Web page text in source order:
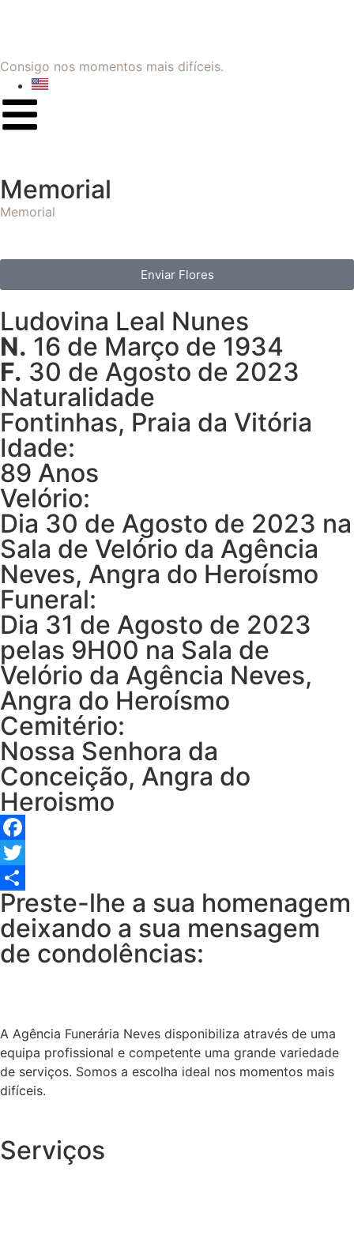
Consigo nos momentos mais difíceis.
Memorial
Memorial
Enviar Flores
Ludovina Leal Nunes
N. 16 de Março de 1934
F. 30 de Agosto de 2023
Naturalidade
Fontinhas, Praia da Vitória
Idade:
89 Anos
Velório:
Dia 30 de Agosto de 2023 na
Sala de Velório da Agência
Neves, Angra do Heroísmo
Funeral:
Dia 31 de Agosto de 2023
pelas 9H00 na Sala de
Velório da Agência Neves,
Angra do Heroísmo
Cemitério:
Nossa Senhora da
Conceição, Angra do
Heroismo
Facebook
Twitter
Share
Preste-lhe a sua homenagem
deixando a sua mensagem
de condolências:
A Agência Funerária Neves disponibiliza através de uma
equipa profissional e competente uma grande variedade
de serviços. Somos a escolha ideal nos momentos mais
difíceis.
Serviços